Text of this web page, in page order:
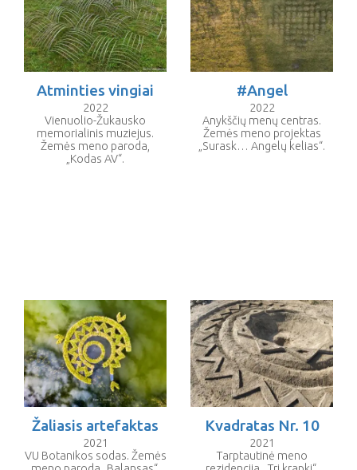
Atminties vingiai
2022
Vienuolio-Žukausko
memorialinis muziejus.
Žemės meno paroda,
„Kodas AV“.
#Angel
2022
Anykščių menų centras.
Žemės meno projektas
„Surask… Angelų kelias“.
Žaliasis artefaktas
2021
VU Botanikos sodas. Žemės
Kvadratas Nr. 10
2021
Tarptautinė meno